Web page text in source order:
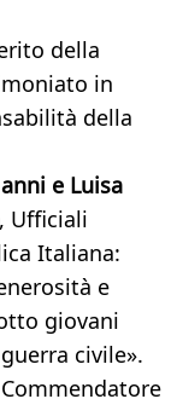
della
in
della
e Luisa
, Ufficiali
Italiana:
e
giovani
civile».
Commendatore